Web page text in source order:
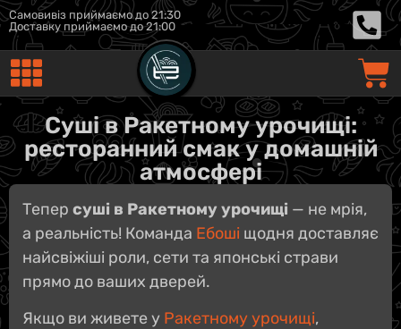
Самовивіз приймаємо до 21:30
Доставку приймаємо до 21:00
Суші в Ракетному урочищі:
ресторанний смак у домашній
атмосфері
Тепер суші в Ракетному урочищі — не мрія,
а реальність! Команда Ебоші щодня доставляє
найсвіжіші роли, сети та японські страви
прямо до ваших дверей.
Якщо ви живете у Ракетному урочищі,